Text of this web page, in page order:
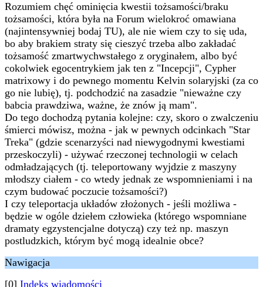
Rozumiem chęć ominięcia kwestii tożsamości/braku
tożsamości, która była na Forum wielokroć omawiana
(najintensywniej bodaj TU), ale nie wiem czy to się uda,
bo aby brakiem straty się cieszyć trzeba albo zakładać
tożsamość zmartwychwstałego z oryginałem, albo być
cokolwiek egocentrykiem jak ten z "Incepcji", Cypher
matrixowy i do pewnego momentu Kelvin solaryjski (za co
go nie lubię), tj. podchodzić na zasadzie "nieważne czy
babcia prawdziwa, ważne, że znów ją mam".
Do tego dochodzą pytania kolejne: czy, skoro o zwalczeniu
śmierci mówisz, można - jak w pewnych odcinkach "Star
Treka" (gdzie scenarzyści nad niewygodnymi kwestiami
przeskoczyli) - używać rzeczonej technologii w celach
odmładzających (tj. teleportowany wyjdzie z maszyny
młodszy ciałem - co wtedy jednak ze wspomnieniami i na
czym budować poczucie tożsamości?)
I czy teleportacja układów złożonych - jeśli możliwa -
będzie w ogóle dziełem człowieka (którego wspomniane
dramaty egzystencjalne dotyczą) czy też np. maszyn
postludzkich, którym być mogą idealnie obce?
Nawigacja
[0] Indeks wiadomości